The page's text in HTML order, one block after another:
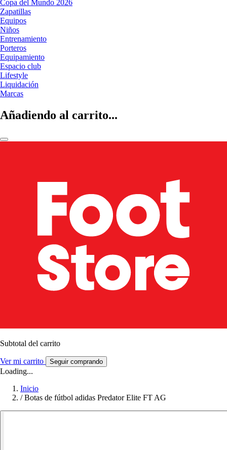
Copa del Mundo 2026
Zapatillas
Equipos
Niños
Entrenamiento
Porteros
Equipamiento
Espacio club
Lifestyle
Liquidación
Marcas
Añadiendo al carrito...
Subtotal del carrito
Ver mi carrito Seguir comprando
Loading...
Inicio
/ Botas de fútbol adidas Predator Elite FT AG